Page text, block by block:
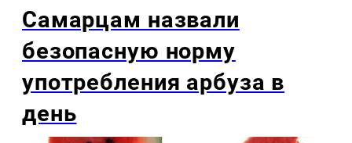
Самарцам назвали
безопасную норму
употребления арбуза в
день